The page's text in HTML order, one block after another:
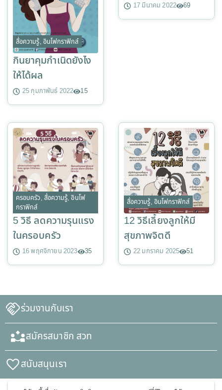
สื่อความรู้, อินโฟกราฟิกส์
กินยาคุมกำเนิดยังไง
ให้ได้ผล
25 กุมภาพันธ์ 2022 15
17 มีนาคม 2022 69
ครอบครัว, สื่อความรู้,อินโฟ
กราฟิกส์
5 วิธี ลดความรุนแรง
ในครอบครัว
16 พฤศจิกายน 2023 35
สื่อความรู้, อินโฟกราฟิกส์
12 วิธีเลี้ยงลูกให้มี
สุขภาพจิตดี
22 มกราคม 2025 51
ร่วมงานกับเรา
สมัครสมาชิก สวท
สนับสนุนเรา